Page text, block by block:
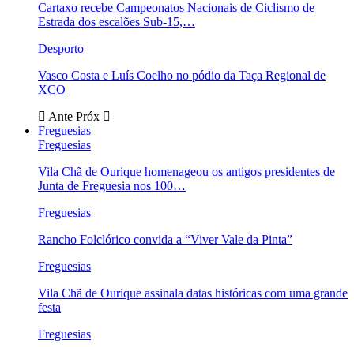
Cartaxo recebe Campeonatos Nacionais de Ciclismo de
Estrada dos escalões Sub-15,…
Desporto
Vasco Costa e Luís Coelho no pódio da Taça Regional de
XCO
Ante Próx
Freguesias
Freguesias
Vila Chã de Ourique homenageou os antigos presidentes de
Junta de Freguesia nos 100…
Freguesias
Rancho Folclórico convida a “Viver Vale da Pinta”
Freguesias
Vila Chã de Ourique assinala datas históricas com uma grande
festa
Freguesias